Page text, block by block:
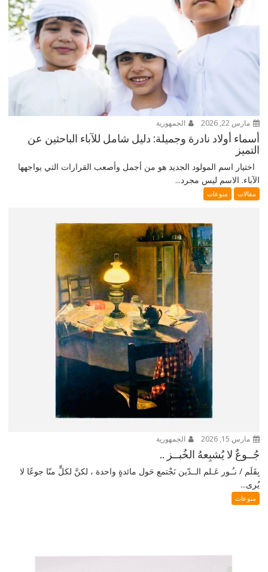
مارس 22, 2026 الجمهورية
أسماء أولاد نادرة وجميلة: دليل شامل للآباء الباحثين عن
التميز
اختيار اسم المولود الجديد هو من أجمل وأصعب القرارات التي يواجهها
الآباء. الاسم ليس مجرد...
مقالات منوعات
مارس 15, 2026 الجمهورية
جُــوعٌ لا يُشبِعهُ الخُبــز ..
بِقَلَم / نـُـور عَـلم الــدّين نَجْتمع حَول مائدةٍ واحدة ، لكنَّ لكلٍّ منّا جوعًا لا
يُرى...
منوعات